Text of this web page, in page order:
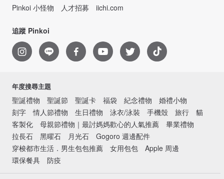
Pinkoi 小怪物
人才招募 iichi.com
追蹤 Pinkoi
年度搜尋主題
聖誕禮物 聖誕節 聖誕卡 福袋 紀念禮物
婚禮小物
刻字
情人節禮物 生日禮物 泳衣/泳裝 手機殼 旅行
貓
客製化
母親節禮物｜最討媽媽歡心的人氣推薦
畢業禮物
拉長石
黑曜石 月光石
Gogoro 週邊配件
穿梭都市生活．男生包包推薦
女用包包
Apple 周邊
環保餐具
防疫